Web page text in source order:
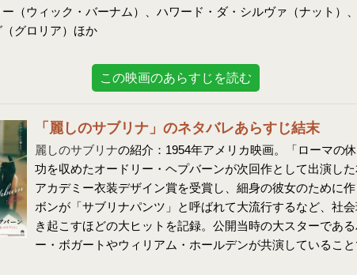
（ウィック・バーナム）、ハワード・ダ・シルヴァ（ナット）
グロリア）ほか
この映画のあらすじを読む
「麗しのサブリナ」のネタバレあらすじ結末
麗しのサブリナの紹介：1954年アメリカ映画。「ローマの
功を収めたオードリー・ヘプバーンが次回作として出演した
アカデミー衣装デザイン賞を受賞し、細身の彼女のために
ボンが「サブリナパンツ」と呼ばれて大流行するなど、社
き起こすほどの大ヒットを記録。公開当時の大スターである
ー・ボガートやウィリアム・ホールデンが共演しているこ